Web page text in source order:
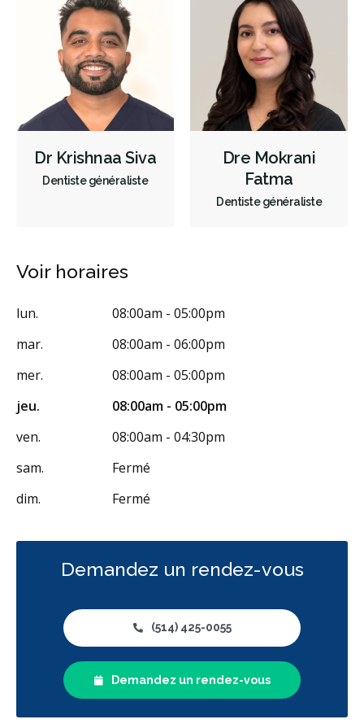
Examens buccaux Nettoyages dentaires
Scellants
Couronnes
Obturations
Reconstruction complète de la bouche
Incrustations
Restaurations le jour-même
Appareils dentaires
Diagnostique
Urgences
Chirurgie buccale
Hygiène préventive et nettoyages
Moins
Dr Krishnaa Siva
Dentiste généraliste
Dre Mokrani
Fatma
Dentiste généraliste
Voir horaires
lun.
08:00am - 05:00pm
mar.
08:00am - 06:00pm
mer.
08:00am - 05:00pm
jeu.
08:00am - 05:00pm
ven.
08:00am - 04:30pm
sam.
Fermé
dim.
Fermé
Demandez un rendez-vous
(514) 425-0055
Demandez un rendez-vous